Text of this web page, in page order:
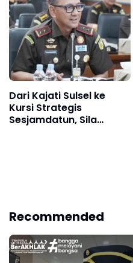
Dari Kajati Sulsel ke
Kursi Strategis
Sesjamdatun, Sila
Recommended